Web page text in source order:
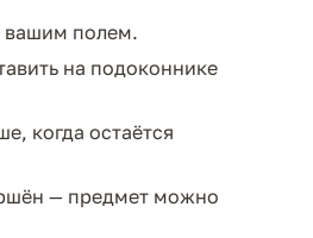
вашим полем.
на подоконнике
когда остаётся
— предмет можно